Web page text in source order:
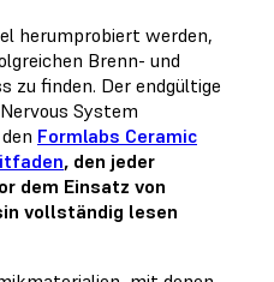
herumprobiert werden,
Brenn- und
zu finden. Der endgültige
System
Formlabs Ceramic
, den jeder
dem Einsatz von
vollständig lesen